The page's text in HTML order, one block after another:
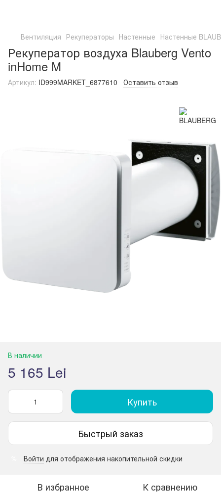
Вентиляция Рекуператоры Настенные Настенные
Рекуператор воздуха Blauberg Vento
inHome M
Артикул: ID999MARKET_6877610 Оставить отзыв
В наличии
5 165 Lei
Купить
Быстрый заказ
Войти для отображения накопительной скидки
В избранное К сравнению